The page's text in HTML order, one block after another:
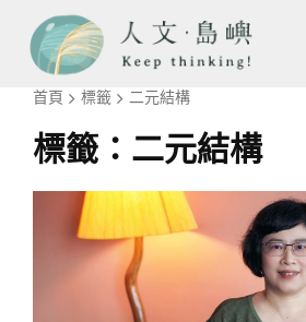
首頁 標籤 二元結構
標籤： 二元結構